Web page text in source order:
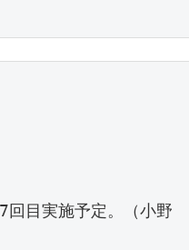
目実施予定。（小野